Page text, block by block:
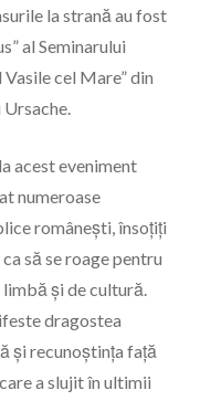
la strană au fost
al Seminarului
cel Mare” din
acest eveniment
numeroase
româneşti, însoţiţi
să se roage pentru
limbă şi de cultură.
dragostea
şi recunoştinţa faţă
a slujit în ultimii